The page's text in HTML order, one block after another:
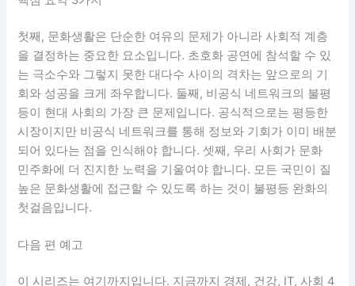
첫째, 문화생활은 단순한 여유의 문제가 아니라 사회적 계층
을 결정하는 중요한 요소입니다. 초호화 공연에 참석할 수 있
는 극소수와 그렇지 못한 대다수 사이의 격차는 앞으로의 기
회와 성공을 크게 좌우합니다. 둘째, 비공식 네트워크의 불평
등이 현대 사회의 가장 큰 문제입니다. 공식적으로는 평등한
시장이지만 비공식 네트워크를 통해 정보와 기회가 이미 배분
되어 있다는 점을 인식해야 합니다. 셋째, 우리 사회가 문화
민주화에 더 진지한 노력을 기울여야 합니다. 모든 국민이 질
높은 문화생활에 접근할 수 있도록 하는 것이 불평등 완화의
첫걸음입니다.
다음 편 예고
이 시리즈는 여기까지입니다. 지금까지 경제, 건강, IT, 사회 4